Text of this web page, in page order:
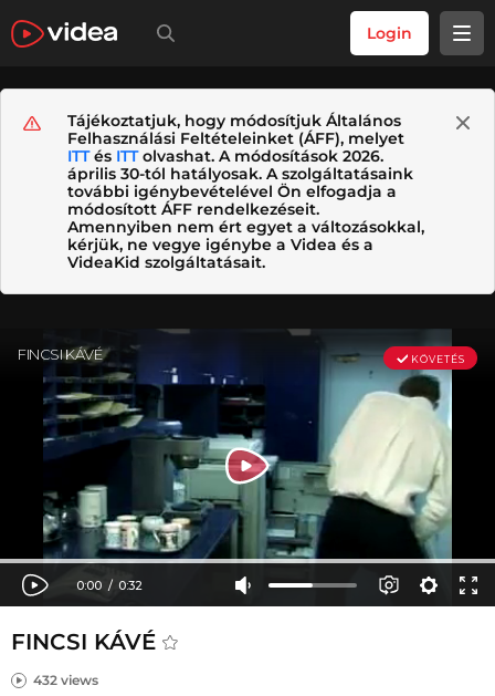
Login
Tájékoztatjuk, hogy módosítjuk Általános
Felhasználási Feltételeinket (ÁFF), melyet
ITTés ITTolvashat. A módosítások 2026.
április 30-tól hatályosak. A szolgáltatásaink
további igénybevételével Ön elfogadja a
módosított ÁFF rendelkezéseit.
Amennyiben nem ért egyet a változásokkal,
kérjük, ne vegye igénybe a Videa és a
VideaKid szolgáltatásait.
FINCSI KÁVÉ
432 views